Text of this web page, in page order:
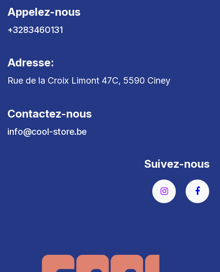
Appelez-nous
+3283460131
Adresse:
Rue de la Croix Limont 47C, 5590 Ciney
Contactez-nous
info@cool-store.be
Suivez-nous